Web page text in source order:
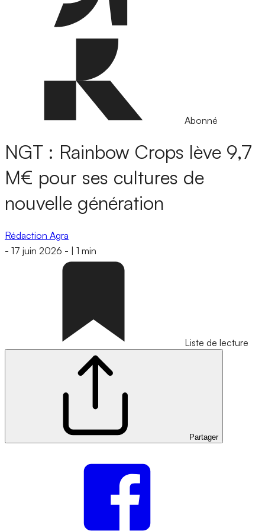
Abonné
NGT : Rainbow Crops lève 9,7
M€ pour ses cultures de
nouvelle génération
Rédaction Agra
- 17 juin 2026 - 1 min
Liste de lecture
Partager